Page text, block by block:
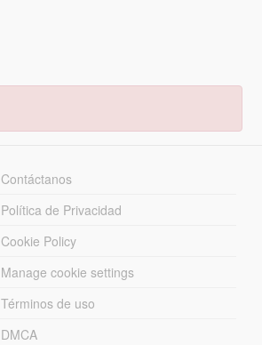
Contáctanos
Política de Privacidad
Cookie Policy
Manage cookie settings
Términos de uso
DMCA